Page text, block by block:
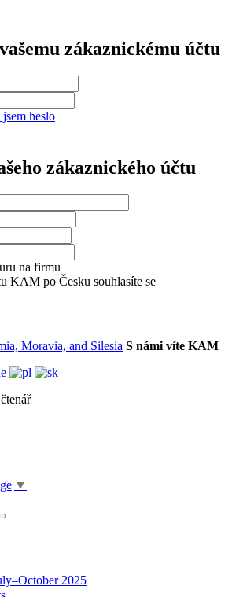
zákaznickému účtu
heslo
zákaznického účtu
na firmu
KAM po Česku souhlasíte se
S námi víte KAM
čtenář
▼
2025